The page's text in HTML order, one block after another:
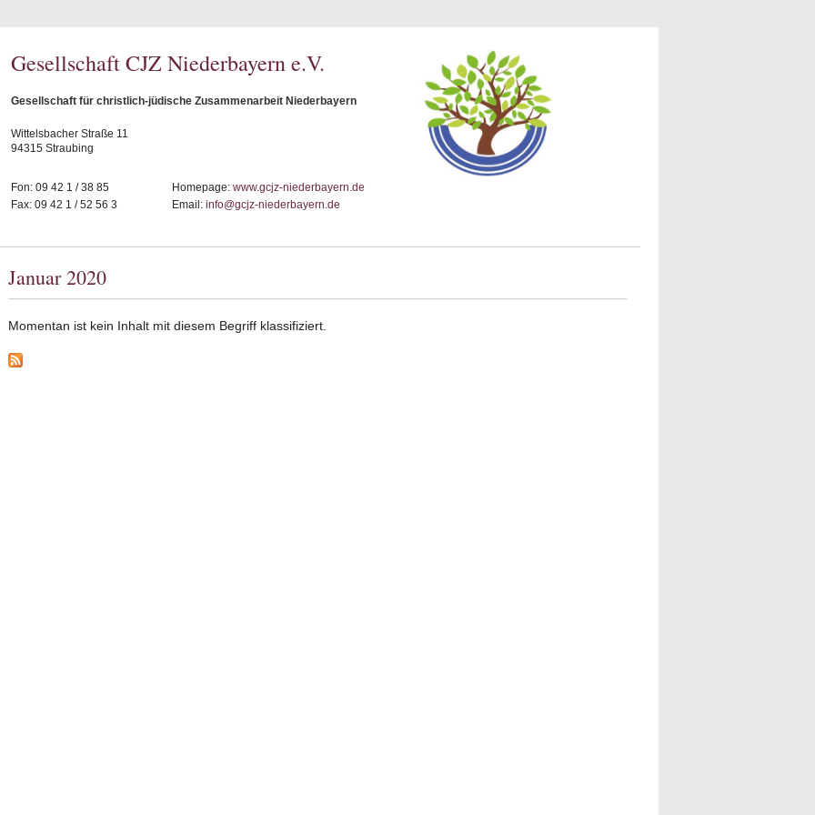
Gesellschaft CJZ Niederbayern e.V.
Gesellschaft für christlich-jüdische Zusammenarbeit Niederbayern
Wittelsbacher Straße 11
94315 Straubing
Fon: 09 42 1 / 38 85
Fax: 09 42 1 / 52 56 3
Homepage: www.gcjz-niederbayern.de
Email: info@gcjz-niederbayern.de
Januar 2020
Momentan ist kein Inhalt mit diesem Begriff klassifiziert.